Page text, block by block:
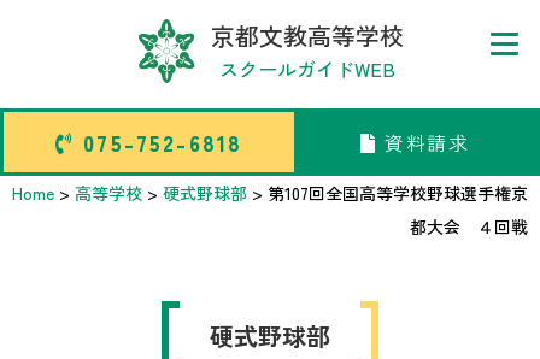
075-752-6818 資料請求
中学校部活TOP
京都文教高等学校
スクールガイドWEB
075-752-6818 資料請求
Home > 高等学校 > 硬式野球部 > 第107回全国高等学校野球選手権京
都大会 ４回戦
硬式野球部